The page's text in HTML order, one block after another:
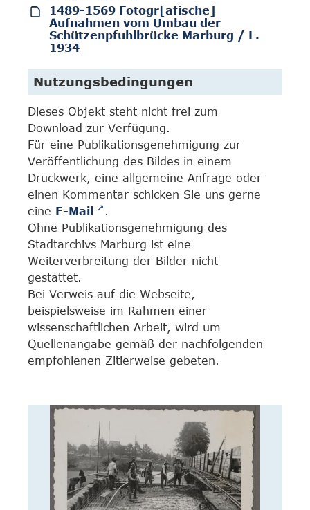
1489-1569 Fotogr[afische]
Aufnahmen vom Umbau der
Schützenpfuhlbrücke Marburg / L.
1934
Nutzungsbedingungen
Dieses Objekt steht nicht frei zum
Download zur Verfügung.
Für eine Publikationsgenehmigung zur
Veröffentlichung des Bildes in einem
Druckwerk, eine allgemeine Anfrage oder
einen Kommentar schicken Sie uns gerne
eine E-Mail
.
Ohne Publikationsgenehmigung des
Stadtarchivs Marburg ist eine
Weiterverbreitung der Bilder nicht
gestattet.
Bei Verweis auf die Webseite,
beispielsweise im Rahmen einer
wissenschaftlichen Arbeit, wird um
Quellenangabe gemäß der nachfolgenden
empfohlenen Zitierweise gebeten.